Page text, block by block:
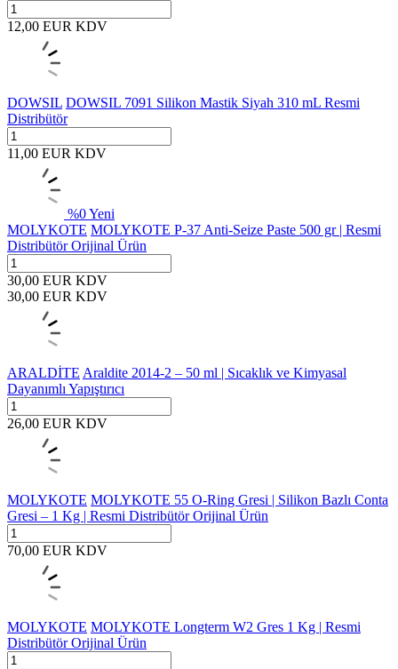
12,00 EUR KDV
DOWSIL DOWSIL 7091 Silikon Mastik Siyah 310 mL Resmi
Distribütör
11,00 EUR KDV
%0Yeni
MOLYKOTE MOLYKOTE P-37 Anti-Seize Paste 500 gr | Resmi
Distribütör Orijinal Ürün
30,00 EUR KDV
30,00 EUR KDV
ARALDİTE Araldite 2014-2 – 50 ml | Sıcaklık ve Kimyasal
Dayanımlı Yapıştırıcı
26,00 EUR KDV
MOLYKOTE MOLYKOTE 55 O-Ring Gresi | Silikon Bazlı Conta
Gresi – 1 Kg | Resmi Distribütör Orijinal Ürün
70,00 EUR KDV
MOLYKOTE MOLYKOTE Longterm W2 Gres 1 Kg | Resmi
Distribütör Orijinal Ürün